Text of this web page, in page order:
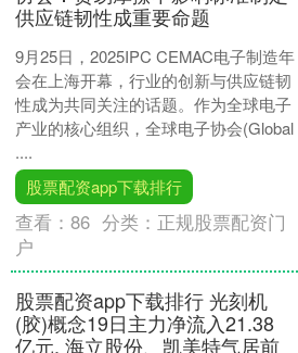
供应链韧性成重要命题
9月25日，2025IPC CEMAC电子制造年
会在上海开幕，行业的创新与供应链韧
性成为共同关注的话题。作为全球电子
产业的核心组织，全球电子协会(Global
....
股票配资app下载排行
查看：86 分类： 正规股票配资门
户
股票配资app下载排行 光刻机
(胶)概念19日主力净流入21.38
亿元, 海立股份、凯美特气居前